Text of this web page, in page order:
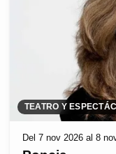
TEATRO Y
Del 7 nov 2026 al 8